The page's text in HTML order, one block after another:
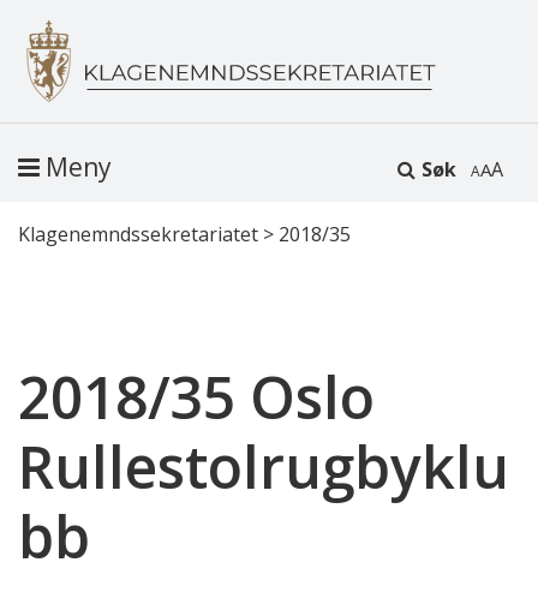
Søk A
Meny
Klagenemndssekretariatet > 2018/35
2018/35 Oslo
Rullestolrugbyklu
bb